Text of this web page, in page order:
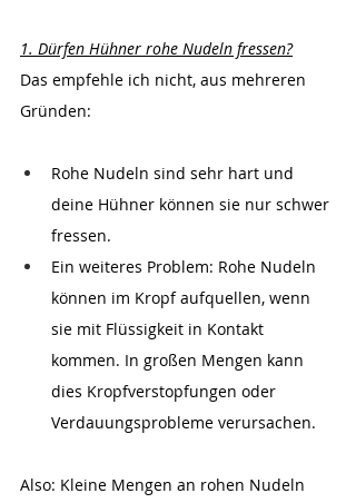
1. Dürfen Hühner rohe Nudeln fressen?
Das empfehle ich nicht, aus mehreren
Gründen:
Rohe Nudeln sind sehr hart und
deine Hühner können sie nur schwer
fressen.
Ein weiteres Problem: Rohe Nudeln
können im Kropf aufquellen, wenn
sie mit Flüssigkeit in Kontakt
kommen. In großen Mengen kann
dies Kropfverstopfungen oder
Verdauungsprobleme verursachen.
Also: Kleine Mengen an rohen Nudeln